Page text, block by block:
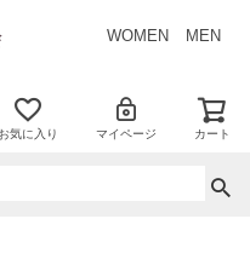
WOMEN MEN
お気に入り マイページ カート